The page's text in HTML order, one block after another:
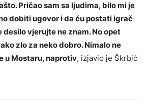
Pričao sam sa ljudima, bilo mi je
dobiti ugovor i da ću postati igrač
desilo vjerujte ne znam. No opet
zlo za neko dobro. Nimalo ne
u Mostaru, naprotiv, izjavio je Škrbić